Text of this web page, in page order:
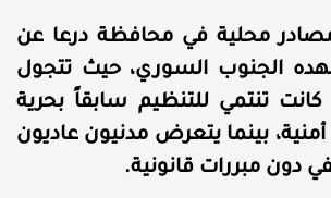
محلية في محافظة درعا عن
الجنوب السوري، حيث تتجول
تنتمي للتنظيم سابقاً بحرية
بينما يتعرض مدنيون عاديون
دون مبررات قانونية.